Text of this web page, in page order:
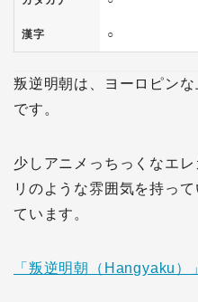
漢字 ○
叛逆明朝は、ヨーロピン
です。
少しアニメっちっくなエ
リのような雰囲気を持っ
ています。
「叛逆明朝（Hangyaku）